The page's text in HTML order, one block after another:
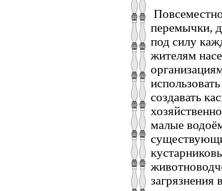
перемычки,
под силу
жителям
создавать
малые
загрязнения